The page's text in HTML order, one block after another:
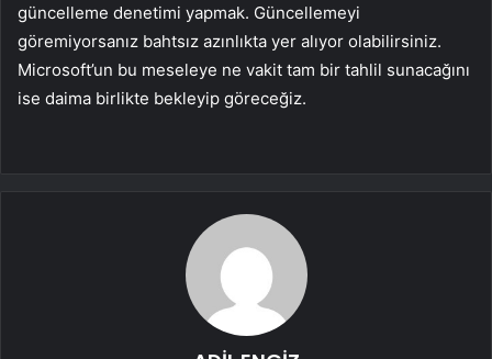
güncelleme denetimi yapmak. Güncellemeyi
göremiyorsanız bahtsız azınlıkta yer alıyor olabilirsiniz.
Microsoft’un bu meseleye ne vakit tam bir tahlil sunacağını
ise daima birlikte bekleyip göreceğiz.